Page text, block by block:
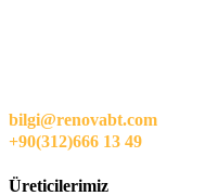
bilgi@renovabt.com
+90(312)666 13 49
Üreticilerimiz